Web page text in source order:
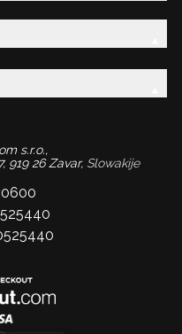
s.r.o.,
919 26 Zavar, Slowakije